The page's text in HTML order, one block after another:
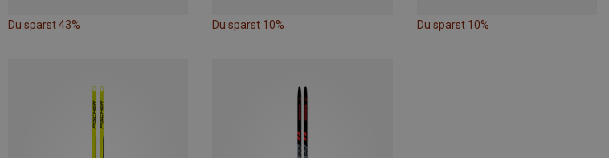
Du sparst 43% Du sparst 10% Du sparst 10%